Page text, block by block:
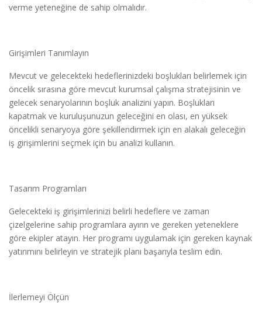
verme yeteneğine de sahip olmalıdır.
Girişimleri Tanımlayın
Mevcut ve gelecekteki hedeflerinizdeki boşlukları belirlemek için
öncelik sırasına göre mevcut kurumsal çalışma stratejisinin ve
gelecek senaryolarının boşluk analizini yapın. Boşlukları
kapatmak ve kuruluşunuzun geleceğini en olası, en yüksek
öncelikli senaryoya göre şekillendirmek için en alakalı geleceğin
iş girişimlerini seçmek için bu analizi kullanın.
Tasarım Programları
Gelecekteki iş girişimlerinizi belirli hedeflere ve zaman
çizelgelerine sahip programlara ayırın ve gereken yeteneklere
göre ekipler atayın. Her programı uygulamak için gereken kaynak
yatırımını belirleyin ve stratejik planı başarıyla teslim edin.
İlerlemeyi Ölçün